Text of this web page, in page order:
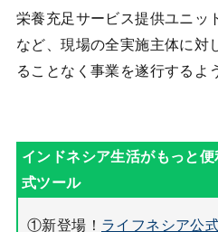
栄養充足サービス提供ユニッ
など、現場の全実施主体に対
ることなく事業を遂行するよ
①新登場！ ライフネシア公